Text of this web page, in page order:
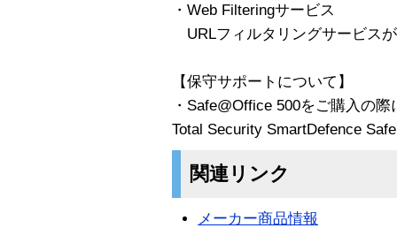
・Web Filteringサービス
URLフィルタリングサービス
【保守サポートについて】
・Safe@Office 500をご購入の
Total Security SmartDefence
関連リンク
メーカー商品情報